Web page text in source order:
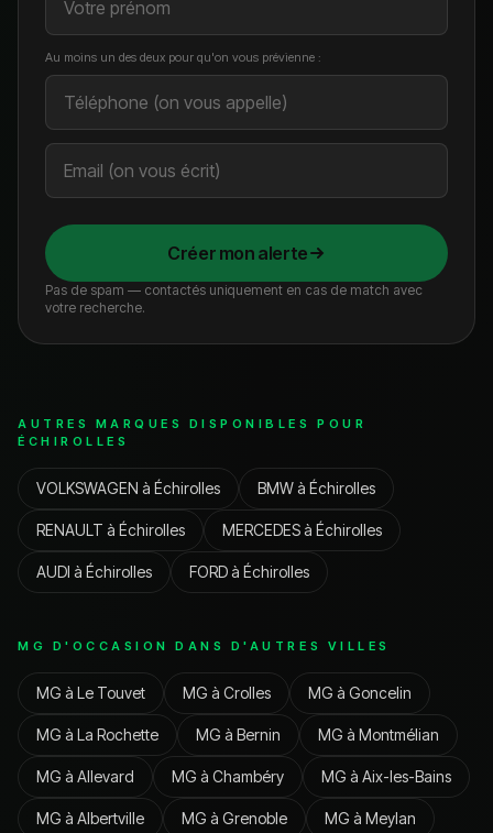
Au moins un des deux pour qu'on vous prévienne :
Créer mon alerte
Pas de spam — contactés uniquement en cas de match avec
votre recherche.
AUTRES MARQUES DISPONIBLES POUR
ÉCHIROLLES
VOLKSWAGEN à Échirolles BMWà Échirolles
RENAULT à Échirolles MERCEDESà Échirolles
AUDI à Échirolles FORDà Échirolles
MG D'OCCASION DANS D'AUTRES VILLES
MG à Le Touvet MG à Crolles MG à Goncelin
MG à La Rochette MG à Bernin MG à Montmélian
MG à Allevard MG à Chambéry MG à Aix-les-Bains
MG à Albertville MG à Grenoble MG à Meylan